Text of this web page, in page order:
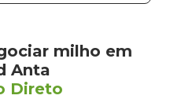
milho em
Anta
Direto